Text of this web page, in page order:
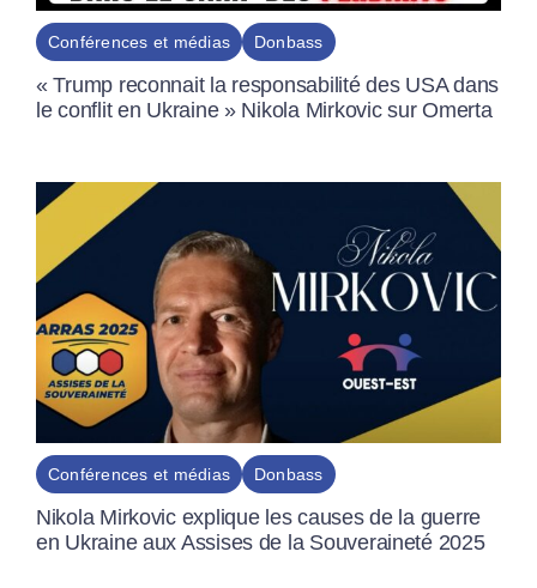
Conférences et médias Donbass
« Trump reconnait la responsabilité des USA dans
le conflit en Ukraine » Nikola Mirkovic sur Omerta
Conférences et médias Donbass
Nikola Mirkovic explique les causes de la guerre
en Ukraine aux Assises de la Souveraineté 2025